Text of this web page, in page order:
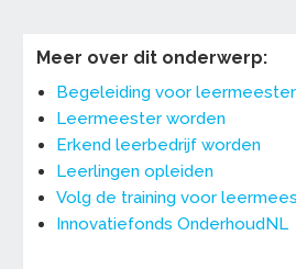
Meer over dit onderwerp:
Begeleiding voor
Leermeester worden
Erkend leerbedrijf worden
Leerlingen opleiden
Volg de training voor
Innovatiefonds OnderhoudNL